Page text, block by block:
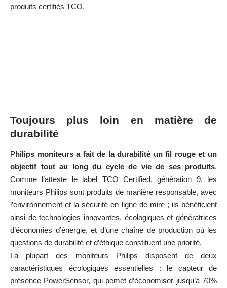
produits certifiés TCO.
Toujours plus loin en matière de
durabilité
Philips moniteurs a fait de la durabilité un fil rouge et un
objectif tout au long du cycle de vie de ses produits.
Comme l’atteste le label TCO Certified, génération 9, les
moniteurs Philips sont produits de manière responsable, avec
l’environnement et la sécurité en ligne de mire ; ils bénéficient
ainsi de technologies innovantes, écologiques et génératrices
d’économies d’énergie, et d’une chaîne de production où les
questions de durabilité et d’éthique constituent une priorité.
La plupart des moniteurs Philips disposent de deux
caractéristiques écologiques essentielles : le capteur de
présence PowerSensor, qui pemet d’économiser jusqu’à 70%